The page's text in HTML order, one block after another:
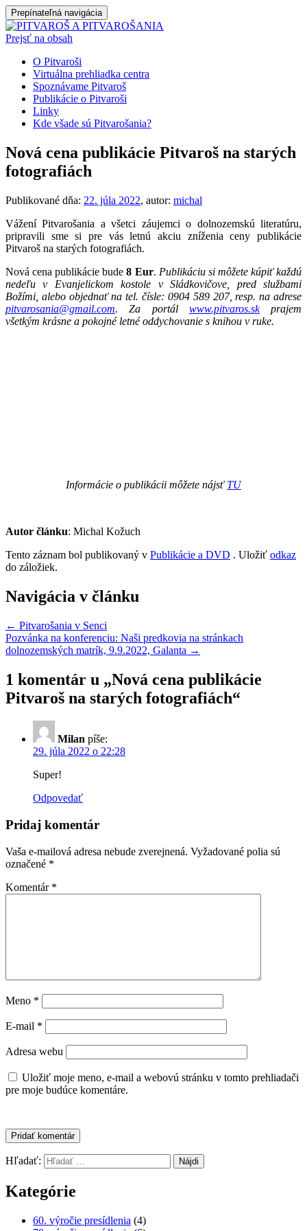
Prepínateľná navigácia
Prejsť na obsah
O Pitvaroši
Virtuálna prehliadka centra
Spoznávame Pitvaroš
Publikácie o Pitvaroši
Linky
Kde všade sú Pitvarošania?
Nová cena publikácie Pitvaroš na starých
fotografiách
Publikované dňa: 22. júla 2022, autor: michal
Vážení Pitvarošania a všetci záujemci o dolnozemskú literatúru,
pripravili sme si pre vás letnú akciu zníženia ceny publikácie
Pitvaroš na starých fotografiách.
Nová cena publikácie bude8 Eur. Publikáciu si môžete kúpiť každú
nedeľu v Evanjelickom kostole v Sládkovičove, pred službami
Božími, alebo objednať na tel. čísle: 0904 589 207, resp. na adrese
pitvarosania@gmail.com.Za portál www.pitvaros.skprajem
všetkým krásne a pokojné letné oddychovanie s knihou v ruke.
Informácie o publikácii môžete nájsť TU
Autor článku: Michal Kožuch
Tento záznam bol publikovaný v Publikácie a DVD . Uložiť odkaz
do záložiek.
Navigácia v článku
← Pitvarošania v Senci
Pozvánka na konferenciu: Naši predkovia na stránkach
dolnozemských matrík, 9.9.2022, Galanta →
1 komentár u „Nová cena publikácie
Pitvaroš na starých fotografiách“
Milan píše:
29. júla 2022 o 22:28
Super!
Odpovedať
Pridaj komentár
Vaša e-mailová adresa nebude zverejnená. Vyžadované polia sú
označené *
Komentár *
Meno *
E-mail *
Adresa webu
Uložiť moje meno, e-mail a webovú stránku v tomto prehliadači
pre moje budúce komentáre.
Hľadať:
Kategórie
60. výročie presídlenia (4)